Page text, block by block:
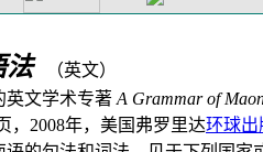
法
（英文）
英文学术专著 A Grammar of
，2008年，美国弗罗里达环球出